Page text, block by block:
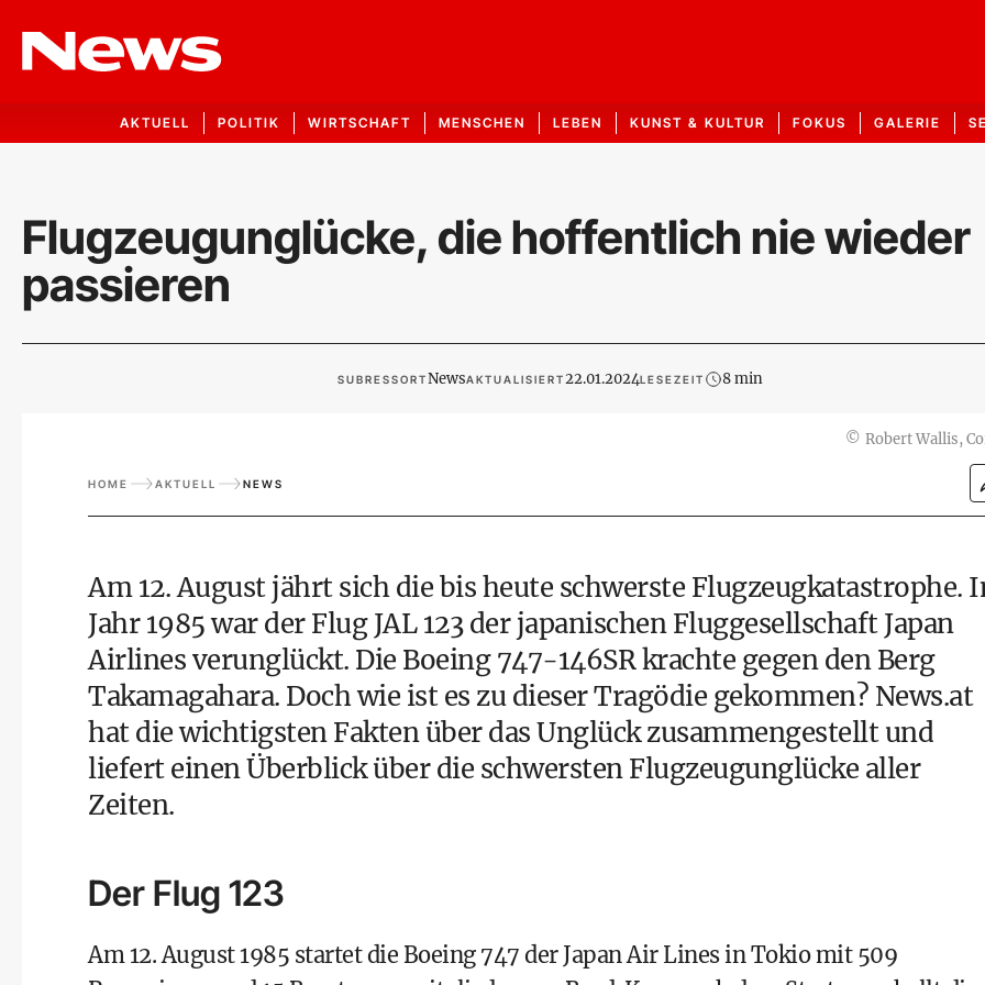
AKTUELL POLITIK WIRTSCHAFT MENSCHEN LEBEN KUNST & KULTUR FOKUS GALERIE
Flugzeugunglücke, die hoffentlich nie wieder
passieren
SUBRESSORTNewsAKTUALISIERT22.01.2024LESEZEIT 8 min
© Robert Wallis,
HOME AKTUELL NEWS
Am 12. August jährt sich die bis heute schwerste Flugzeugkatastrophe.
Jahr 1985 war der Flug JAL 123 der japanischen Fluggesellschaft Japan
Airlines verunglückt. Die Boeing 747-146SR krachte gegen den Berg
Takamagahara. Doch wie ist es zu dieser Tragödie gekommen? News.at
hat die wichtigsten Fakten über das Unglück zusammengestellt und
liefert einen Überblick über die schwersten Flugzeugunglücke aller
Zeiten.
Der Flug 123
Am 12. August 1985 startet die Boeing 747 der Japan Air Lines in Tokio mit 509